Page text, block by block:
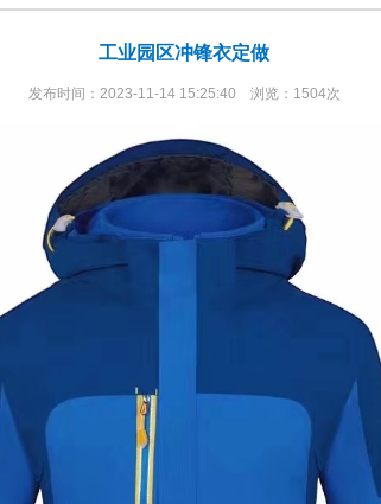
工业园区冲锋衣定做
发布时间：2023-11-14 15:25:40 浏览：1504次